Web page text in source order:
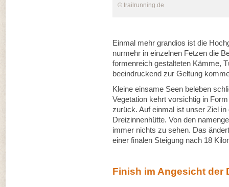
© trailrunning.de
Einmal mehr grandios ist die
nurmehr in einzelnen Fetzen die
formenreich gestalteten Kämme,
beeindruckend zur Geltung
Kleine einsame Seen beleben
Vegetation kehrt vorsichtig in
zurück. Auf einmal ist unser Ziel
Dreizinnenhütte. Von den
immer nichts zu sehen. Das
einer finalen Steigung nach 18
Finish im Angesicht der